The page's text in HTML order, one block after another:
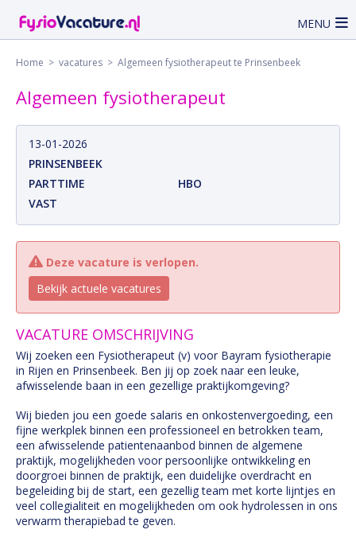
MENU
Home > vacatures > Algemeen fysiotherapeut te Prinsenbeek
Algemeen fysiotherapeut
13-01-2026
PRINSENBEEK
PARTTIME
HBO
VAST
Deze vacature is verlopen.
Bekijk actuele vacatures
VACATURE OMSCHRIJVING
Wij zoeken een Fysiotherapeut (v) voor Bayram fysiotherapie
in Rijen en Prinsenbeek. Ben jij op zoek naar een leuke,
afwisselende baan in een gezellige praktijkomgeving?
Wij bieden jou een goede salaris en onkostenvergoeding, een
fijne werkplek binnen een professioneel en betrokken team,
een afwisselende patientenaanbod binnen de algemene
praktijk, mogelijkheden voor persoonlijke ontwikkeling en
doorgroei binnen de praktijk, een duidelijke overdracht en
begeleiding bij de start, een gezellig team met korte lijntjes en
veel collegialiteit en mogelijkheden om ook hydrolessen in ons
verwarm therapiebad te geven.